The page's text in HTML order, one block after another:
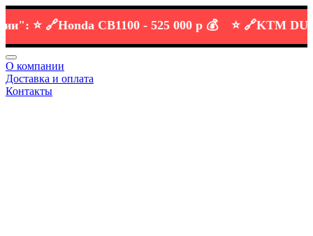
⭐️ 🔗 Honda CB1100 -525 000 р 💰 ⭐️ 🔗 KTM DUKE
О компании
Доставка и оплата
Контакты